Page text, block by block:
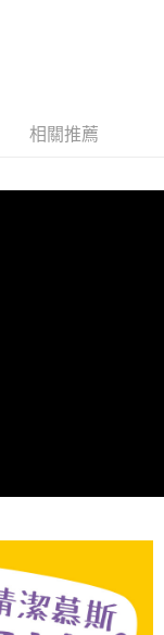
相關推薦